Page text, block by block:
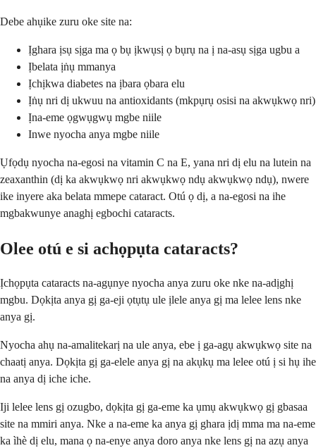
Debe ahụike zuru oke site na:
Ịghara ịsụ sịga ma ọ bụ ịkwụsị ọ bụrụ na ị na-asụ sịga ugbu a
Ịbelata ịṅụ mmanya
Ịchịkwa diabetes na ịbara ọbara elu
Ịṅụ nri dị ukwuu na antioxidants (mkpụrụ osisi na akwụkwọ nri)
Ịna-eme ọgwụgwụ mgbe niile
Inwe nyocha anya mgbe niile
Ụfọdụ nyocha na-egosi na vitamin C na E, yana nri dị elu na lutein na
zeaxanthin (dị ka akwụkwọ nri akwụkwọ ndụ akwụkwọ ndụ), nwere
ike inyere aka belata mmepe cataract. Otú ọ dị, a na-egosi na ihe
mgbakwunye anaghị egbochi cataracts.
Olee otú e si achọpụta cataracts?
Ịchọpụta cataracts na-agụnye nyocha anya zuru oke nke na-adịghị
mgbu. Dọkịta anya gị ga-eji ọtụtụ ule ịlele anya gị ma lelee lens nke
anya gị.
Nyocha ahụ na-amalitekarị na ule anya, ebe ị ga-agụ akwụkwọ site na
chaatị anya. Dọkịta gị ga-elele anya gị na akụkụ ma lelee otú ị si hụ ihe
na anya dị iche iche.
Iji lelee lens gị ozugbo, dọkịta gị ga-eme ka ụmụ akwụkwọ gị gbasaa
site na mmiri anya. Nke a na-eme ka anya gị ghara ịdị mma ma na-eme
ka ìhè dị elu, mana ọ na-enye anya doro anya nke lens gị na azụ anya